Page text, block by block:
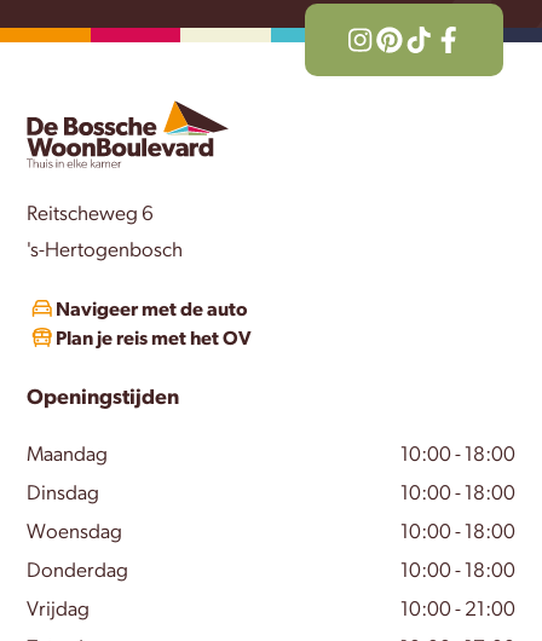
Reitscheweg 6
's-Hertogenbosch
Navigeer met de auto
Plan je reis met het OV
Openingstijden
Maandag
10:00 - 18:00
Dinsdag
10:00 - 18:00
Woensdag
10:00 - 18:00
Donderdag
10:00 - 18:00
Vrijdag
10:00 - 21:00